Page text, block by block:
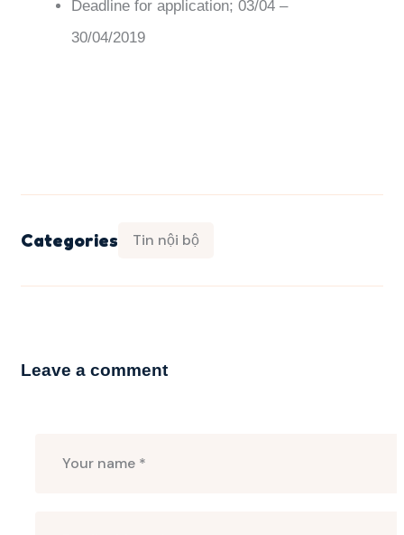
Deadline for application; 03/04 –
30/04/2019
Categories Tin nội bộ
Leave a comment